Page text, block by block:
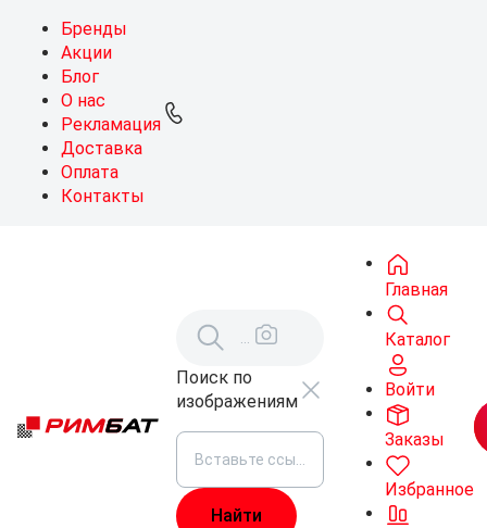
Бренды
Акции
Блог
О нас
Рекламация
Доставка
Оплата
Контакты
Поиск по
изображениям
Главная
Каталог
Войти
Заказы
Избранное